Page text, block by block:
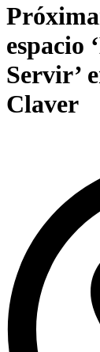
espacio
Servir’
Claver